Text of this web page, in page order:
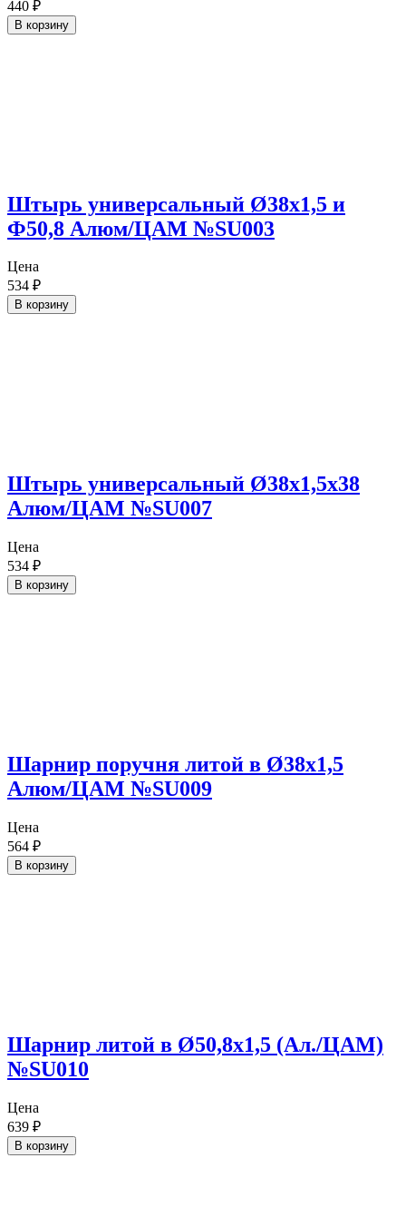
440 ₽
В корзину
Штырь универсальный Ø38х1,5 и
Ф50,8 Алюм/ЦАМ №SU003
Цена
534 ₽
В корзину
Штырь универсальный Ø38х1,5х38
Алюм/ЦАМ №SU007
Цена
534 ₽
В корзину
Шарнир поручня литой в Ø38х1,5
Алюм/ЦАМ №SU009
Цена
564 ₽
В корзину
Шарнир литой в Ø50,8х1,5 (Ал./ЦАМ)
№SU010
Цена
639 ₽
В корзину